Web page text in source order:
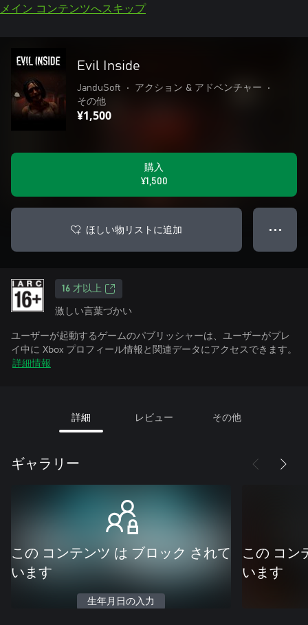
メイン コンテンツへスキップ
Evil Inside
JanduSoft • アクション & アドベンチャー
•
その他
¥1,500
購入
¥1,500
ほしい物リストに追加 ● ● ●
16 才以上
激しい言葉づかい
ユーザーが起動するゲームのパブリッシャーは、ユーザーがプレ
イ中に Xbox プロフィール情報と関連データにアクセスできます。
詳細情報
詳細 レビュー その他
ギャラリー
この コンテンツ は ブロック されて
います
生年月日の入力
この コン
います